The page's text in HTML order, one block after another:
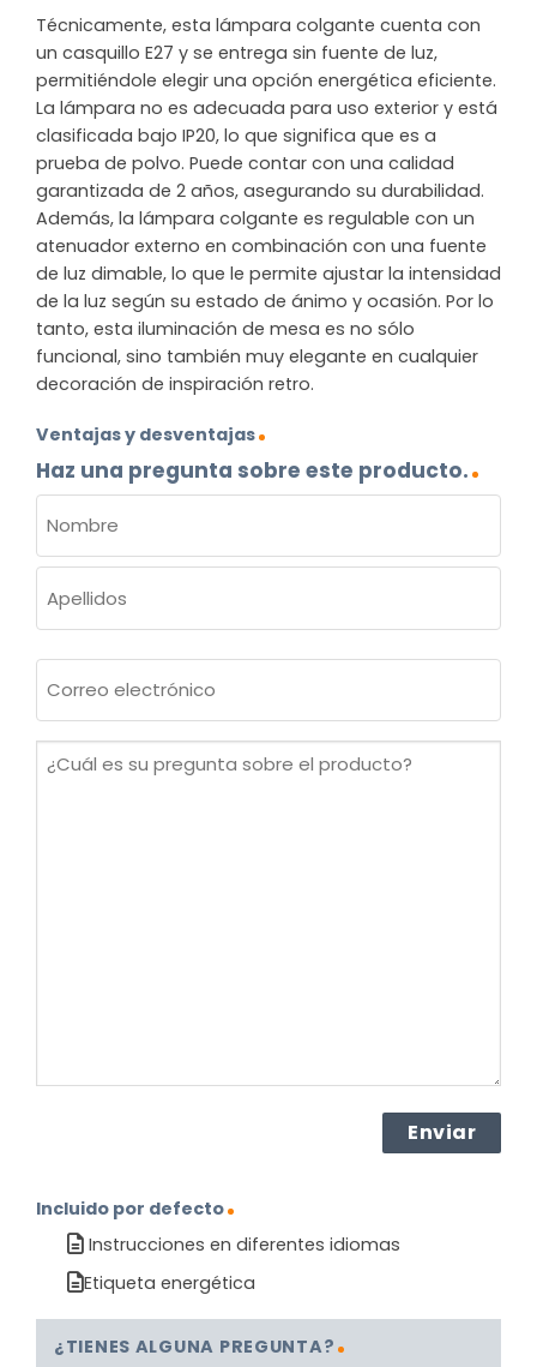
Técnicamente, esta lámpara colgante cuenta con
un casquillo E27 y se entrega sin fuente de luz,
permitiéndole elegir una opción energética eficiente.
La lámpara no es adecuada para uso exterior y está
clasificada bajo IP20, lo que significa que es a
prueba de polvo. Puede contar con una calidad
garantizada de 2 años, asegurando su durabilidad.
Además, la lámpara colgante es regulable con un
atenuador externo en combinación con una fuente
de luz dimable, lo que le permite ajustar la intensidad
de la luz según su estado de ánimo y ocasión. Por lo
tanto, esta iluminación de mesa es no sólo
funcional, sino también muy elegante en cualquier
decoración de inspiración retro.
Ventajas y desventajas
Haz una pregunta sobre este producto.
(OBLIGATORIO)
Nombre
electrónico
¿Cuál
Incluido por defecto
Instrucciones en diferentes idiomas
Etiqueta energética
¿TIENES ALGUNA PREGUNTA?